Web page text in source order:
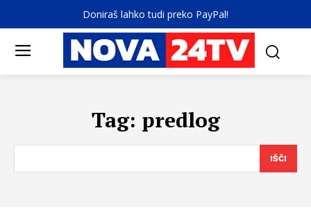
Doniraš lahko tudi preko PayPal!
Tag: predlog
IŠČI